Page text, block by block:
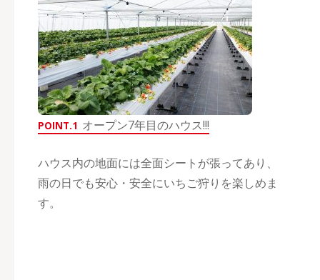
POINT.1 オープン7年目のハウス!!!
ハウス内の地面には全面シートが張ってあり、
雨の日でも安心・安全にいちご狩りを楽しめま
す。